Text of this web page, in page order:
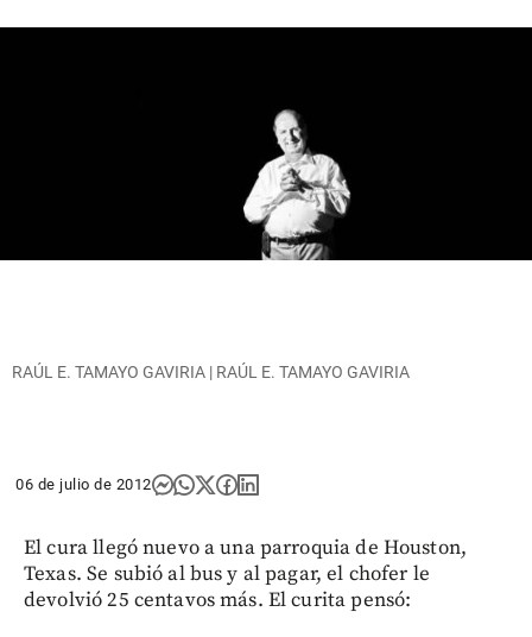
RAÚL E. TAMAYO GAVIRIA | RAÚL E. TAMAYO GAVIRIA
06 de julio de 2012
El cura llegó nuevo a una parroquia de Houston,
Texas. Se subió al bus y al pagar, el chofer le
devolvió 25 centavos más. El curita pensó: